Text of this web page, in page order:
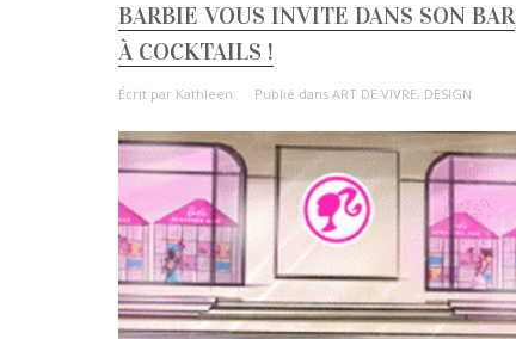
BARBIE VOUS INVITE DANS SON BAR
À COCKTAILS !
Écrit par Kathleen Publié dans ART DE VIVRE, DESIGN